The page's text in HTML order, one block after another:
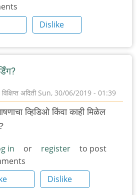
Dislike
अदिती Sun, 30/06/2019 - 01:39
व्हिडिओ किंवा काही मिळेल
in or register
to post
Dislike